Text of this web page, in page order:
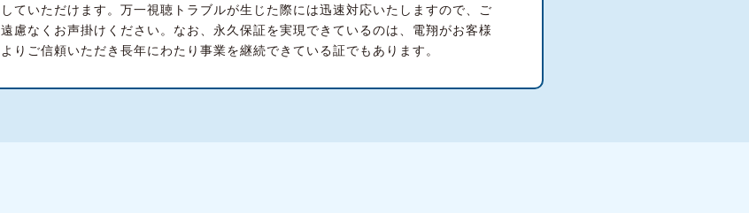
していただけます。万一視聴トラブルが生じた際には迅速対応いたしますので、ご
遠慮なくお声掛けください。なお、永久保証を実現できているのは、電翔がお客様
よりご信頼いただき長年にわたり事業を継続できている証でもあります。